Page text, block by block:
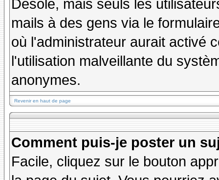
Désolé, mais seuls les
mails à des gens via le
où l'administrateur aurait activé
l'utilisation malveillante du
anonymes.
Revenir en haut de page
Comment puis-je poster un
Facile, cliquez sur le bouton